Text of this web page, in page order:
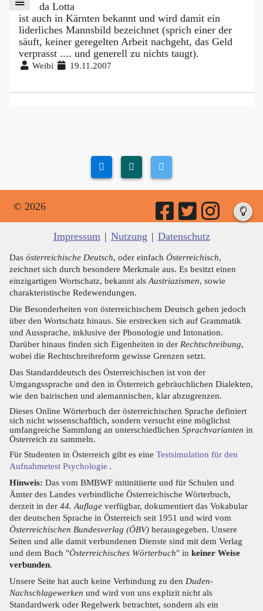
da Lotta
ist auch in Kärnten bekannt und wird damit ein
liderliches Mannsbild bezeichnet (sprich einer der
säuft, keiner geregelten Arbeit nachgeht, das Geld
verprasst .... und generell zu nichts taugt).
Weibi 19.11.2007
© 2026
Impressum | Nutzung | Datenschutz
Das österreichische Deutsch, oder einfach Österreichisch,
zeichnet sich durch besondere Merkmale aus. Es besitzt einen
einzigartigen Wortschatz, bekannt alsAustriazismen, sowie
charakteristische Redewendungen.
Die Besonderheiten von österreichischem Deutsch gehen jedoch
über den Wortschatz hinaus. Sie erstrecken sich auf Grammatik
und Aussprache, inklusive der Phonologie und Intonation.
Darüber hinaus finden sich Eigenheiten in der Rechtschreibung,
wobei die Rechtschreibreform gewisse Grenzen setzt.
Das Standarddeutsch des Österreichischen ist von der
Umgangssprache und den in Österreich gebräuchlichen Dialekten,
wie den bairischen und alemannischen, klar abzugrenzen.
Dieses Online Wörterbuch der österreichischen Sprache definiert
sich nicht wissenschaftlich, sondern versucht eine möglichst
umfangreiche Sammlung an unterschiedlichen Sprachvarianten in
Österreich zu sammeln.
Für Studenten in Österreich gibt es eine Testsimulation für den
Aufnahmetest Psychologie .
Hinweis: Das vom BMBWF mitinitiierte und für Schulen und
Ämter des Landes verbindliche Österreichische Wörterbuch,
derzeit in der 44. Auflage verfügbar, dokumentiert das Vokabular
der deutschen Sprache in Österreich seit 1951 und wird vom
Österreichischen Bundesverlag (ÖBV) herausgegeben. Unsere
Seiten und alle damit verbundenen Dienste sind mit dem Verlag
und dem Buch "Österreichisches Wörterbuch" in keiner Weise
verbunden.
Unsere Seite hat auch keine Verbindung zu den Duden-
Nachschlagewerken und wird von uns explizit nicht als
Standardwerk oder Regelwerk betrachtet, sondern als ein